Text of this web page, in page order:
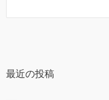
最近の投稿